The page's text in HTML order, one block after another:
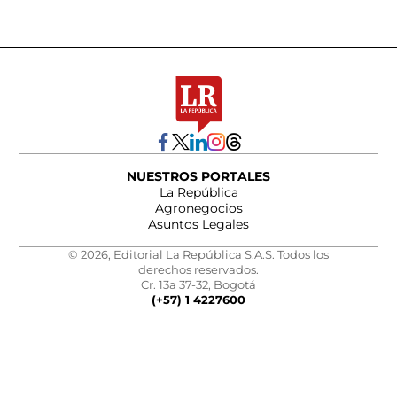
NUESTROS PORTALES
La República
Agronegocios
Asuntos Legales
© 2026, Editorial La República S.A.S. Todos los
derechos reservados.
Cr. 13a 37-32, Bogotá
(+57) 1 4227600